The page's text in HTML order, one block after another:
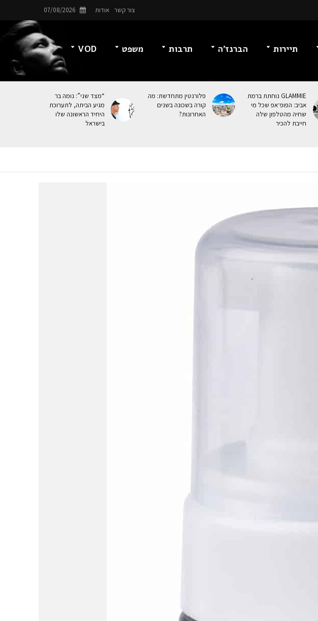
צור קשר אודות 07/08/2026
תיירות הברנז’ה תרבות משפט VOD
GLAMMIE נוחתת ברמת
אביב: הפופ־אפ שכל מי
שחיה מהטלפון שלה
חייבת להכיר
פלורנטין מתחדשת: מה
קורה בשכונה בשנים
האחרונות?
“מצד שני”: נומה בר
מגיע הביתה, לתערוכת
היחיד הראשונה שלו
בישראל